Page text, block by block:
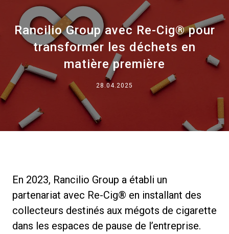
Rancilio Group avec Re-Cig® pour
transformer les déchets en
matière première
28.04.2025
En 2023, Rancilio Group a établi un
partenariat avec Re-Cig® en installant des
collecteurs destinés aux mégots de cigarette
dans les espaces de pause de l’entreprise.
Our brands
Group
News
Nos laboratoires
Durabilité